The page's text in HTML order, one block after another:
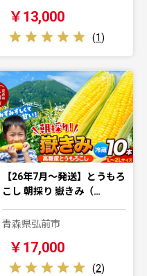
￥13,000
(1)
【26年7月〜発送】とうもろ
こし 朝採り 嶽きみ（…
青森県弘前市
￥17,000
(2)